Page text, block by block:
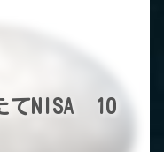
てNISA 10